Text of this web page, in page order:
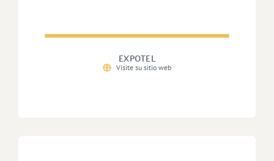
EXPOTEL
Visite su sitio web